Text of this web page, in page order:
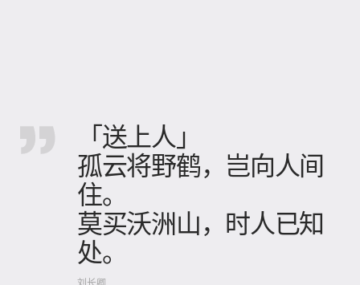
「送上人」
孤云将野鹤，岂向人间
住。
莫买沃洲山，时人已知
处。